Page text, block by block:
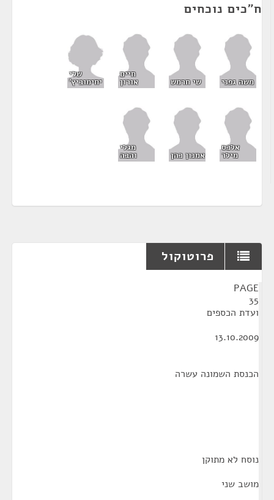
ח"כים נוכחים
משה גפני שי חרמש
חיים
אורון
שלי
יחימוביץ'
אלכס
מילר אמנון כהן
מגלי
והבה
פרוטוקול
PAGE
35
ועדת הכספים
13.10.2009
הכנסת השמונה עשרה
נוסח לא מתוקן
מושב שני